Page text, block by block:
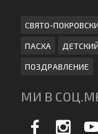
СВЯТО-
ПАСХА
ПОЗДРАВЛЕНИЕ
МИ В